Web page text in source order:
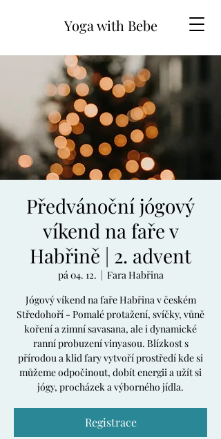
Yoga with Bebe
Předvánoční jógový
víkend na faře v
Habřině | 2. advent
pá 04. 12.
  |
Fara Habřina
Jógový víkend na faře Habřina v českém
Středohoří - Pomalé protažení, svíčky, vůně
koření a zimní savasana, ale i dynamické
ranní probuzení vinyasou. Blízkost s
přírodou a klid fary vytvoří prostředí kde si
můžeme odpočinout, dobít energii a užít si
jógy, procházek a výborného jídla.
Registrace